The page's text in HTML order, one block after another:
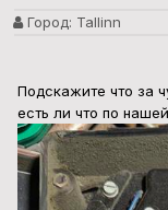
Город: Tallinn
Подскажите что за
есть ли что по